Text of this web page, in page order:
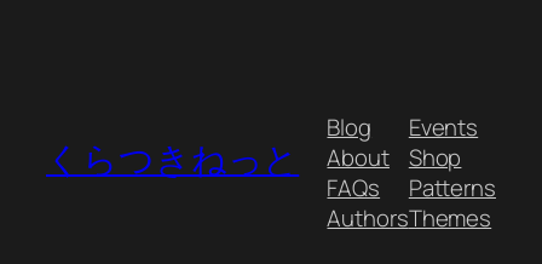
くらつきねっと
Blog
About
FAQs
Authors
Events
Shop
Patterns
Themes